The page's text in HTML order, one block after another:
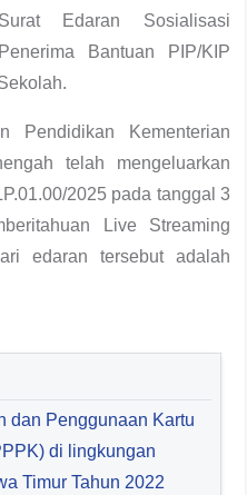
Edaran Sosialisasi
Bantuan PIP/KIP
Pendidikan Kementerian
telah mengeluarkan
2025 pada tanggal 3
Live Streaming
edaran tersebut adalah
dan Penggunaan Kartu
di lingkungan
Timur Tahun 2022